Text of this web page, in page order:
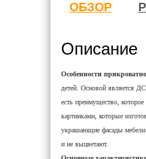
ОБЗОР
Описание
Особенности
детей. Основой является
есть преимущество,
картинками, которые
украшающие фасады мебели
и не выцветают.